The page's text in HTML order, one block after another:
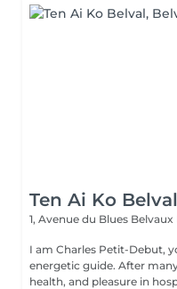
Ten Ai Ko Belval
1, Avenue du Blues Belvaux
I am Charles Petit-Debut,
energetic guide. After
health, and pleasure in